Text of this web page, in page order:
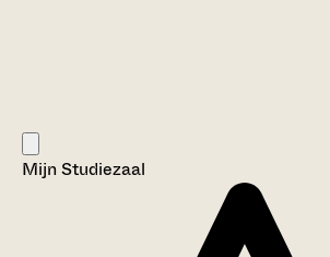
Mijn Studiezaal